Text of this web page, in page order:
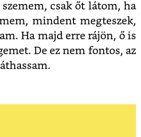
csak őt látom, ha
mindent megteszek,
Ha majd erre rájön, ő is
De ez nem fontos, az